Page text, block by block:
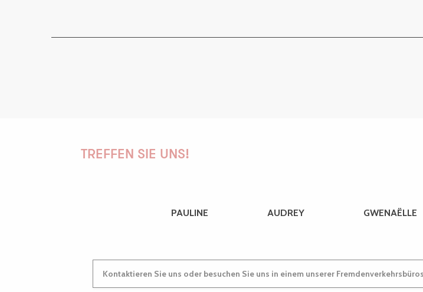
TREFFEN SIE UNS!
PAULINE AUDREY GWENAËLLE
Kontaktieren Sie uns oder besuchen Sie uns in einem unserer